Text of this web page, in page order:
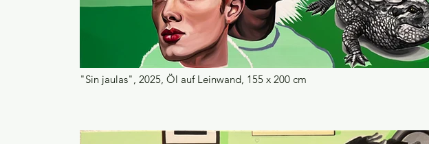
"Sin jaulas", 2025, Öl auf Leinwand, 155 x 200 cm